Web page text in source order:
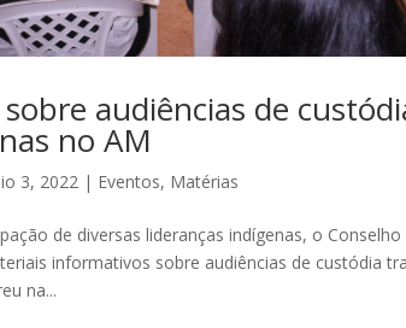
sobre audiências de
no AM
3, 2022 | Eventos, Matérias
de diversas lideranças indígenas, o
informativos sobre audiências de custódia
na...